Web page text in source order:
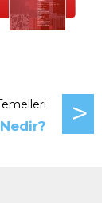
>